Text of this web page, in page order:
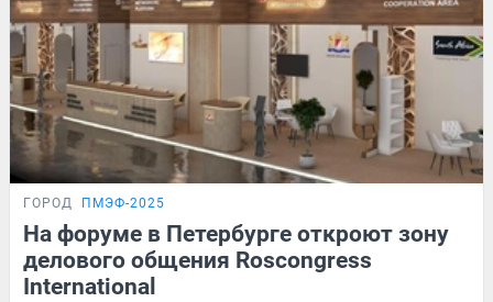
ГОРОД ПМЭФ-2025
На форуме в Петербурге откроют зону
делового общения Roscongress
International